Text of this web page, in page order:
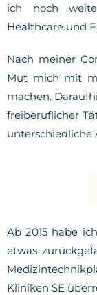
ich noch
Healthcare und
Nach meiner
Mut mich mit
machen.
freiberuflicher
unterschiedliche
Ab 2015 habe
etwas
Kliniken SE